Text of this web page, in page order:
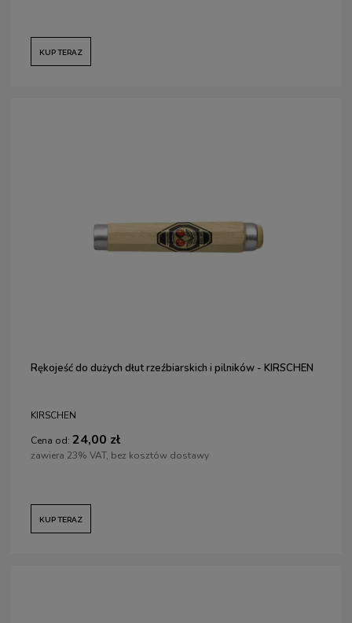
KUP TERAZ
Rękojeść do dużych dłut rzeźbiarskich i pilników - KIRSCHEN
KIRSCHEN
Cena od: 24,00 zł
zawiera 23% VAT, bez kosztów dostawy
KUP TERAZ